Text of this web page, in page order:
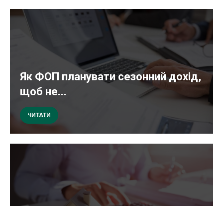
Як ФОП планувати сезонний дохід,
щоб не...
ЧИТАТИ